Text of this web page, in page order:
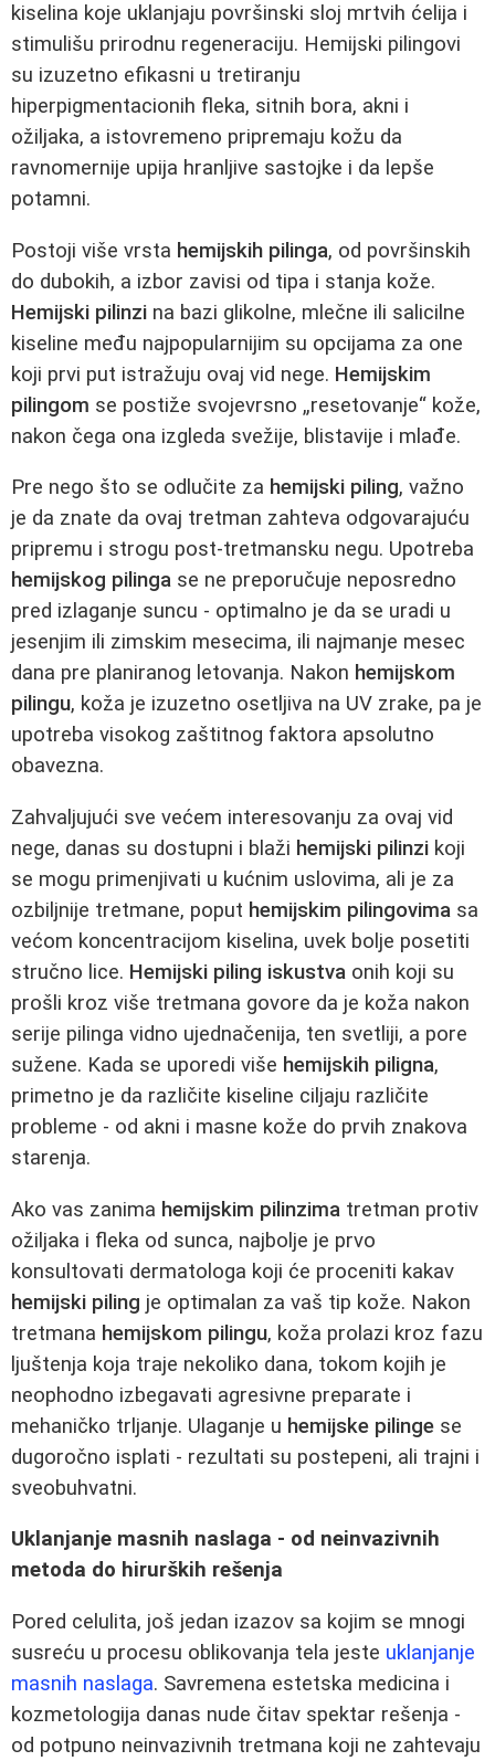
kiselina koje uklanjaju površinski sloj mrtvih ćelija i
stimulišu prirodnu regeneraciju. Hemijski pilingovi
su izuzetno efikasni u tretiranju
hiperpigmentacionih fleka, sitnih bora, akni i
ožiljaka, a istovremeno pripremaju kožu da
ravnomernije upija hranljive sastojke i da lepše
potamni.
Postoji više vrsta hemijskih pilinga, od površinskih
do dubokih, a izbor zavisi od tipa i stanja kože.
Hemijski pilinzi na bazi glikolne, mlečne ili salicilne
kiseline među najpopularnijim su opcijama za one
koji prvi put istražuju ovaj vid nege. Hemijskim
pilingom se postiže svojevrsno „resetovanje“ kože,
nakon čega ona izgleda svežije, blistavije i mlađe.
Pre nego što se odlučite za hemijski piling, važno
je da znate da ovaj tretman zahteva odgovarajuću
pripremu i strogu post-tretmansku negu. Upotreba
hemijskog pilinga se ne preporučuje neposredno
pred izlaganje suncu - optimalno je da se uradi u
jesenjim ili zimskim mesecima, ili najmanje mesec
dana pre planiranog letovanja. Nakon hemijskom
pilingu, koža je izuzetno osetljiva na UV zrake, pa je
upotreba visokog zaštitnog faktora apsolutno
obavezna.
Zahvaljujući sve većem interesovanju za ovaj vid
nege, danas su dostupni i blaži hemijski pilinzi koji
se mogu primenjivati u kućnim uslovima, ali je za
ozbiljnije tretmane, poput hemijskim pilingovima sa
većom koncentracijom kiselina, uvek bolje posetiti
stručno lice. Hemijski piling iskustva onih koji su
prošli kroz više tretmana govore da je koža nakon
serije pilinga vidno ujednačenija, ten svetliji, a pore
sužene. Kada se uporedi više hemijskih piligna,
primetno je da različite kiseline ciljaju različite
probleme - od akni i masne kože do prvih znakova
starenja.
Ako vas zanima hemijskim pilinzima tretman protiv
ožiljaka i fleka od sunca, najbolje je prvo
konsultovati dermatologa koji će proceniti kakav
hemijski piling je optimalan za vaš tip kože. Nakon
tretmana hemijskom pilingu, koža prolazi kroz fazu
ljuštenja koja traje nekoliko dana, tokom kojih je
neophodno izbegavati agresivne preparate i
mehaničko trljanje. Ulaganje u hemijske pilinge se
dugoročno isplati - rezultati su postepeni, ali trajni i
sveobuhvatni.
Uklanjanje masnih naslaga - od neinvazivnih
metoda do hirurških rešenja
Pored celulita, još jedan izazov sa kojim se mnogi
susreću u procesu oblikovanja tela jeste uklanjanje
masnih naslaga. Savremena estetska medicina i
kozmetologija danas nude čitav spektar rešenja -
od potpuno neinvazivnih tretmana koji ne zahtevaju